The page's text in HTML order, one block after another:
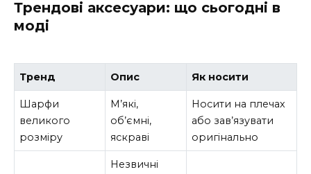
Трендові аксесуари: що сьогодні в
моді
Тренд Опис Як носити
Шарфи
великого
розміру
М’які,
об’ємні,
яскраві
Носити на плечах
або зав’язувати
оригінально
Незвичні